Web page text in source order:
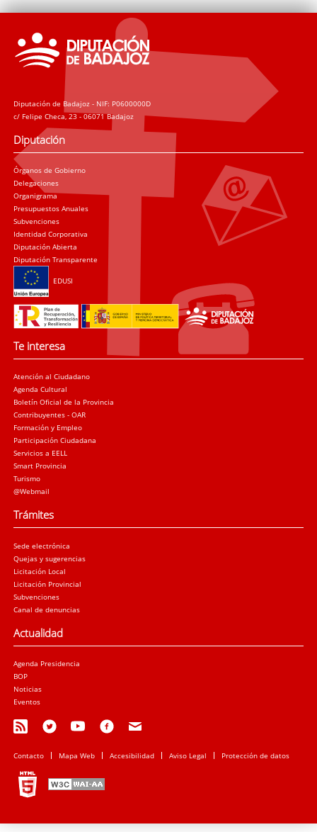
Diputación de Badajoz - NIF: P0600000D
c/ Felipe Checa, 23 - 06071 Badajoz
Diputación
Órganos de Gobierno
Delegaciones
Organigrama
Presupuestos Anuales
Subvenciones
Identidad Corporativa
Diputación Abierta
Diputación Transparente
EDUSI
Te interesa
Atención al Ciudadano
Agenda Cultural
Boletín Oficial de la Provincia
Contribuyentes - OAR
Formación y Empleo
Participación Ciudadana
Servicios a EELL
Smart Provincia
Turismo
@Webmail
Trámites
Sede electrónica
Quejas y sugerencias
Licitación Local
Licitación Provincial
Subvenciones
Canal de denuncias
Actualidad
Agenda Presidencia
BOP
Noticias
Eventos
Contacto Mapa Web Accesibilidad Aviso Legal Protección de datos